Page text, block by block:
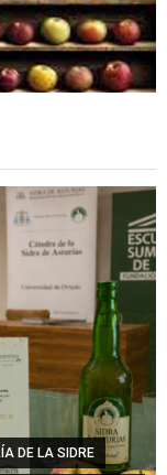
DE LA SIDRE